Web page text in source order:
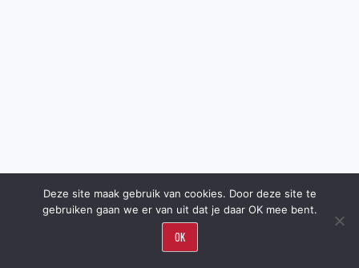
Deze site maak gebruik van cookies. Door deze site te
gebruiken gaan we er van uit dat je daar OK mee bent.
OK